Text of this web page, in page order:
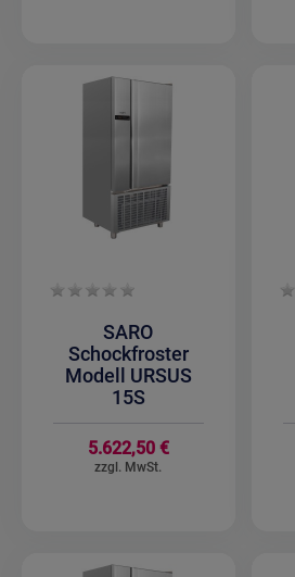
SARO
Schockfroster
Modell URSUS
15S
5.622,50 €